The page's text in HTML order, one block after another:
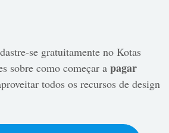
se gratuitamente no Kotas
sobre como começar apagar
todos os recursos de design